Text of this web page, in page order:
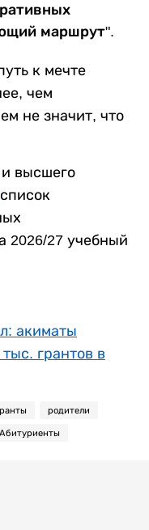
маршрут".
к мечте
чем
не значит, что
высшего
список
2026/27 учебный
акиматы
грантов в
родители
Абитуриенты